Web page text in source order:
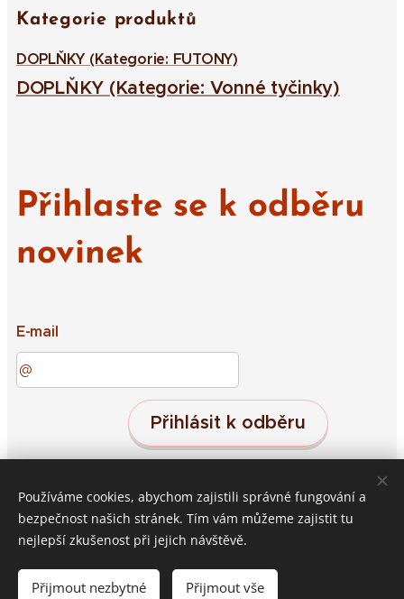
Do košíku
Kategorie produktů
DOPLŇKY (Kategorie: FUTONY)
DOPLŇKY (Kategorie: Vonné tyčinky)
Přihlaste se k odběru
novinek
E-mail
Přihlásit k odběru
Střeleč 19, Jičín, 50601 Cookies
Používáme cookies, abychom zajistili správné fungování a
bezpečnost našich stránek. Tím vám můžeme zajistit tu
nejlepší zkušenost při jejich návštěvě.
Přijmout nezbytné Přijmout vše